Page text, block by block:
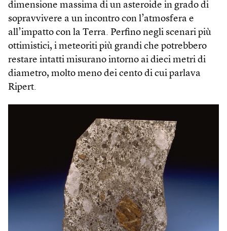
dimensione massima di un asteroide in grado di
sopravvivere a un incontro con l’atmosfera e
all’impatto con la Terra. Perfino negli scenari più
ottimistici, i meteoriti più grandi che potrebbero
restare intatti misurano intorno ai dieci metri di
diametro, molto meno dei cento di cui parlava
Ripert.